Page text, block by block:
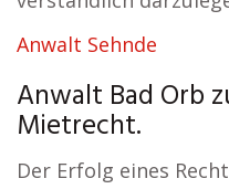
Anwalt Sehnde
Anwalt Bad Orb
Mietrecht.
Der Erfolg eines